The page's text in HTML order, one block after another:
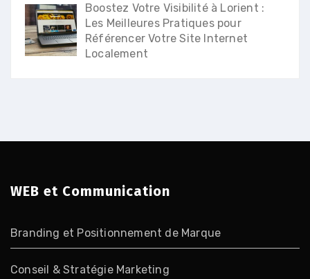
Boostez Votre Visibilité à Lorient :
Les Meilleures Pratiques pour
Référencer Votre Site Internet
Localement
WEB et Communication
Branding et Positionnement de Marque
Conseil & Stratégie Marketing